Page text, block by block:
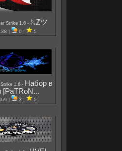
Strike 1.6 - ℕℤツ
| 0 | 5
1.6 - Набор в
[PaTRoN...
| 3 | 5